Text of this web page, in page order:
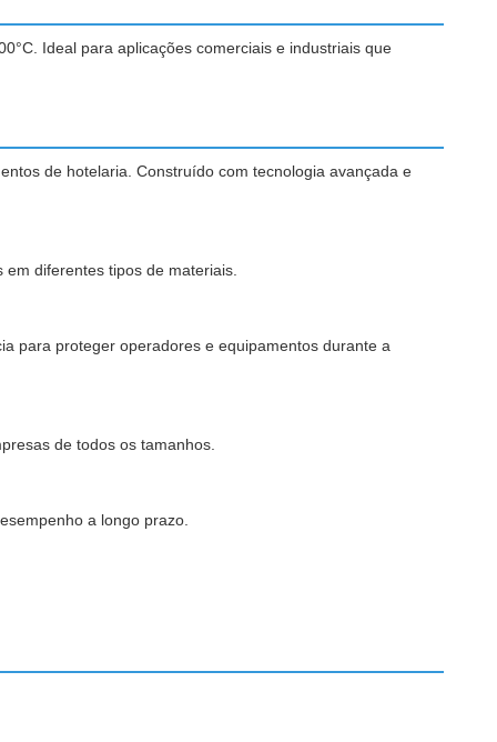
Ideal para aplicações comerciais e industriais que
de hotelaria. Construído com tecnologia avançada e
diferentes tipos de materiais.
para proteger operadores e equipamentos durante a
de todos os tamanhos.
a longo prazo.